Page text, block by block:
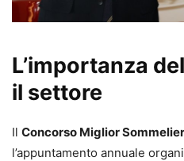
L’importanza
il settore
Il Concorso Miglior
l’appuntamento annuale